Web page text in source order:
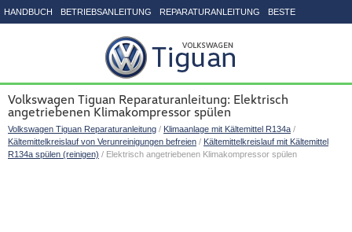
HANDBUCH BETRIEBSANLEITUNG REPARATURANLEITUNG BESTE
Volkswagen Tiguan Reparaturanleitung: Elektrisch
angetriebenen Klimakompressor spülen
Volkswagen Tiguan Reparaturanleitung / Klimaanlage mit Kältemittel R134a /
Kältemittelkreislauf von Verunreinigungen befreien / Kältemittelkreislauf mit Kältemittel
R134a spülen (reinigen) / Elektrisch angetriebenen Klimakompressor spülen